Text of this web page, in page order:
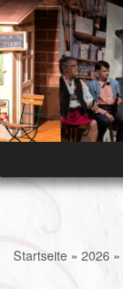
Skip to content
Startseite » 2026 »